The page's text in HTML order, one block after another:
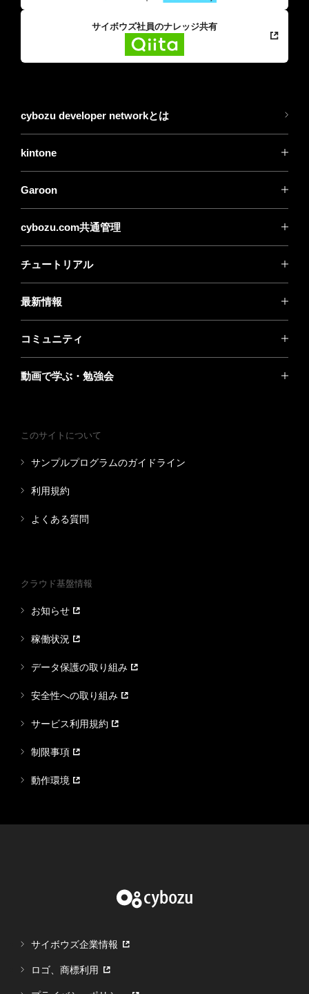
サイボウズ社員のナレッジ共有
cybozu developer networkとは
kintone
Garoon
cybozu.com共通管理
チュートリアル
最新情報
コミュニティ
動画で学ぶ・勉強会
このサイトについて
サンプルプログラムのガイドライン
利用規約
よくある質問
クラウド基盤情報
お知らせ
稼働状況
データ保護の取り組み
安全性への取り組み
サービス利用規約
制限事項
動作環境
サイボウズ企業情報
ロゴ、商標利用